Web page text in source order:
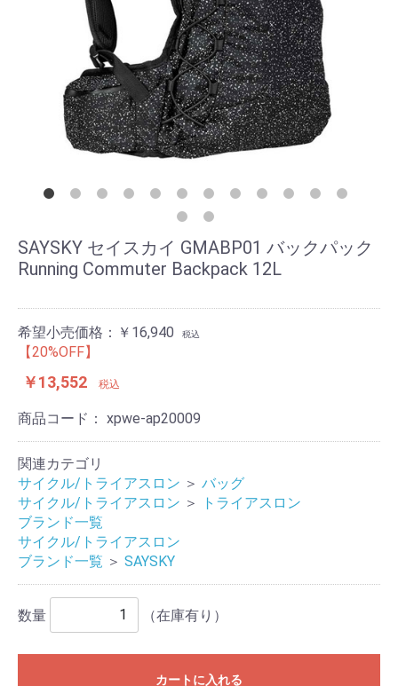
SAYSKY セイスカイ GMABP01 バックパック
Running Commuter Backpack 12L
希望小売価格：￥16,940 税込
【20%OFF】
￥13,552 税込
商品コード： xpwe-ap20009
関連カテゴリ
サイクル/トライアスロン ＞ バッグ
サイクル/トライアスロン ＞
トライアスロン
ブランド一覧
サイクル/トライアスロン
ブランド一覧 ＞ SAYSKY
数量 （在庫有り）
カートに入れる